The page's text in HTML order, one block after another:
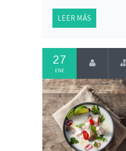
LEER MÁS
27
ENE